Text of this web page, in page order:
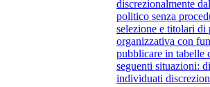
discrezionalmente
politico senza
selezione e titolari di
organizzativa con
pubblicare in tabelle
seguenti situazioni:
individuati